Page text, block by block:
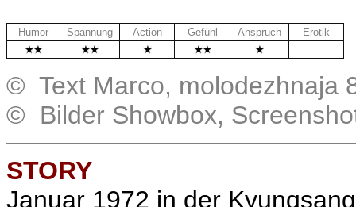
Humor Spannung Action Gefühl Anspruch
Erotik
© Text Marco, molodezhnaja
© Bilder Showbox,
STORY
Januar 1972 in der